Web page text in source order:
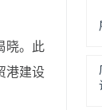
晓。此
港建设